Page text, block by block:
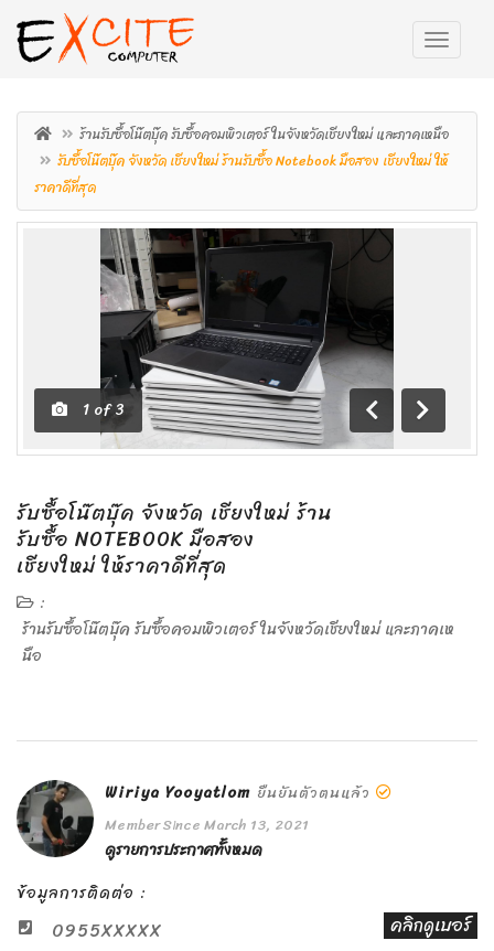
ร้านรับซื้อโน๊ตบุ๊ค รับซื้อคอมพิวเตอร์ ในจังหวัดเชียงใหม่ และภาคเหนือ
รับซื้อโน๊ตบุ๊ค จังหวัด เชียงใหม่ ร้านรับซื้อ Notebook มือสอง เชียงใหม่ ให้
ราคาดีที่สุด
1 of 3
ถอย เดิน
รับซื้อโน๊ตบุ๊ค จังหวัด เชียงใหม่ ร้าน
รับซื้อ NOTEBOOK มือสอง
เชียงใหม่ ให้ราคาดีที่สุด
:
ร้านรับซื้อโน๊ตบุ๊ค รับซื้อคอมพิวเตอร์ ในจังหวัดเชียงใหม่ และภาคเห
นือ
Wiriya Yooyatlom ยืนยันตัวตนแล้ว
Member Since March 13, 2021
ดูรายการประกาศทั้งหมด
ข้อมูลการติดต่อ :
0955XXXXX
คลิกดูเบอร์